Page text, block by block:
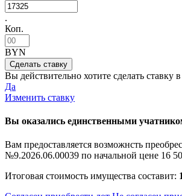
.
Коп.
BYN
Вы действительно хотите сделать ставку в
Да
Изменить ставку
Вы оказались единственными
Вам предоставляется возможнсть
№9.2026.06.00039 по начальной цене 16
Итоговая стоимость имущества составит: